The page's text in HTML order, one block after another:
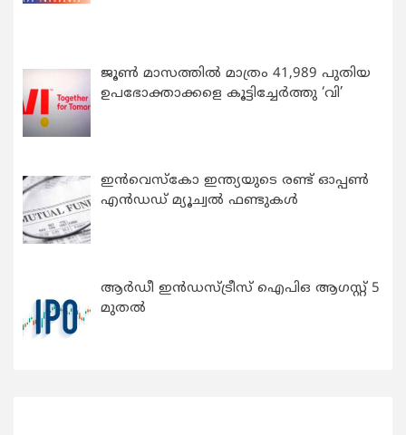
ജൂൺ മാസത്തിൽ മാത്രം 41,989 പുതിയ
ഉപഭോക്താക്കളെ കൂട്ടിച്ചേർത്തു ‘വി’
ഇന്‍വെസ്കോ ഇന്ത്യയുടെ രണ്ട് ഓപ്പണ്‍
എന്‍ഡഡ് മ്യൂച്വല്‍ ഫണ്ടുകള്‍
ആർഡീ ഇൻഡസ്ട്രീസ് ഐപിഒ ആഗസ്റ്റ് 5
മുതൽ